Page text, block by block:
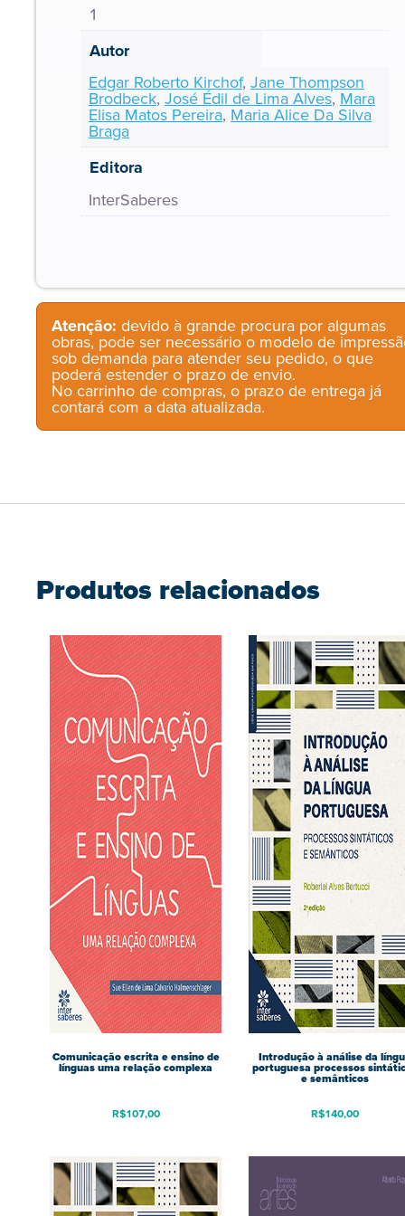
1
Autor
Edgar Roberto Kirchof, Jane Thompson
Brodbeck, José Édil de Lima Alves, Mara
Elisa Matos Pereira, Maria Alice Da Silva
Braga
Editora
InterSaberes
Atenção: devido à grande procura por algumas
obras, pode ser necessário o modelo de
sob demanda para atender seu pedido, o que
poderá estender o prazo de envio.
No carrinho de compras, o prazo de entrega já
contará com a data atualizada.
Produtos relacionados
Comunicação escrita e ensino de
línguas uma relação complexa
R$107,00
Introdução à análise da
portuguesa processos
e semânticos
R$140,00